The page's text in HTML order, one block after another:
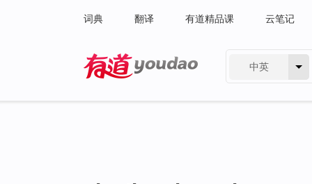
词典 翻译 有道精品课 云笔记
中英